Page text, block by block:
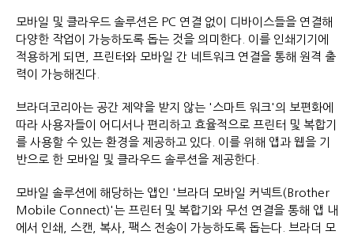
모바일 및 클라우드 솔루션은 PC 연결 없이 디바이스들을 연결해
다양한 작업이 가능하도록 돕는 것을 의미한다. 이를 인쇄기기에
적용하게 되면, 프린터와 모바일 간 네트워크 연결을 통해 원격 출
력이 가능해진다.
브라더코리아는 공간 제약을 받지 않는 '스마트 워크'의 보편화에
따라 사용자들이 어디서나 편리하고 효율적으로 프린터 및 복합기
를 사용할 수 있는 환경을 제공하고 있다. 이를 위해 앱과 웹을 기
반으로 한 모바일 및 클라우드 솔루션을 제공한다.
모바일 솔루션에 해당하는 앱인 '브라더 모바일 커넥트(Brother
Mobile Connect)'는 프린터 및 복합기와 무선 연결을 통해 앱 내
에서 인쇄, 스캔, 복사, 팩스 전송이 가능하도록 돕는다. 브라더 모